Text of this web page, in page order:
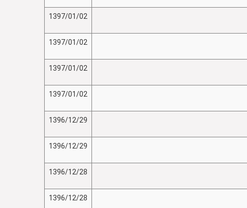
1397/01/02
1397/01/02
1397/01/02
1397/01/02
1396/12/29
1396/12/29
1396/12/28
1396/12/28